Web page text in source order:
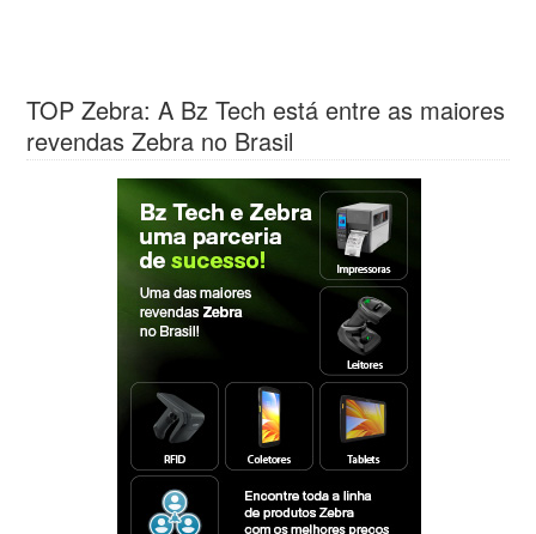
TOP Zebra: A Bz Tech está entre as maiores
revendas Zebra no Brasil